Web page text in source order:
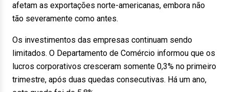
afetam as exportações norte-americanas, embora não
tão severamente como antes.
Os investimentos das empresas continuam sendo
limitados. O Departamento de Comércio informou que os
lucros corporativos cresceram somente 0,3% no primeiro
trimestre, após duas quedas consecutivas. Há um ano,